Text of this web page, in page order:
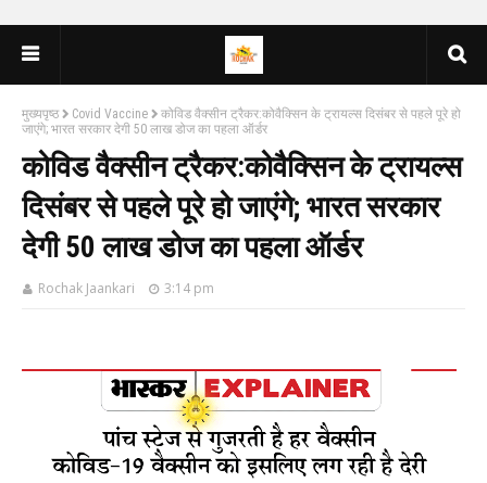
मुख्यपृष्ठ Covid Vaccine
कोविड वैक्सीन ट्रैकर:कोवैक्सिन के ट्रायल्स दिसंबर से पहले पूरे हो
जाएंगे; भारत सरकार देगी 50 लाख डोज का पहला ऑर्डर
कोविड वैक्सीन ट्रैकर:कोवैक्सिन के ट्रायल्स
दिसंबर से पहले पूरे हो जाएंगे; भारत सरकार
देगी 50 लाख डोज का पहला ऑर्डर
Rochak Jaankari 3:14 pm